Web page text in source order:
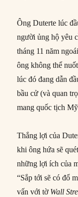
Ông Duterte lúc
người ủng hộ yêu
tháng 11 năm
ông không thể
lúc đó đang dẫn
bầu cử (và quan
mang quốc tịch
Thắng lợi của
khi ông hứa sẽ
những lợi ích của
“Sắp tới sẽ có đổ
vấn với tờ Wall